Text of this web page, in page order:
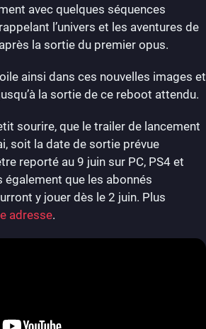
avec quelques séquences
l’univers et les aventures de
la sortie du premier opus.
ainsi dans ces nouvelles images et
la sortie de ce reboot attendu.
sourire, que le trailer de lancement
soit la date de sortie prévue
reporté au 9 juin sur PC, PS4 et
également que les abonnés
y jouer dès le 2 juin. Plus
adresse.